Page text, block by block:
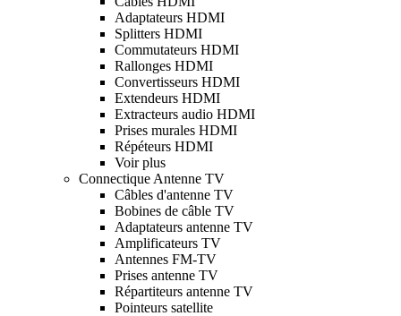
Adaptateurs HDMI
Splitters HDMI
Commutateurs HDMI
Rallonges HDMI
Convertisseurs HDMI
Extendeurs HDMI
Extracteurs audio HDMI
Prises murales HDMI
Répéteurs HDMI
Voir plus
Connectique Antenne TV
Câbles d'antenne TV
Bobines de câble TV
Adaptateurs antenne TV
Amplificateurs TV
Antennes FM-TV
Prises antenne TV
Répartiteurs antenne TV
Pointeurs satellite